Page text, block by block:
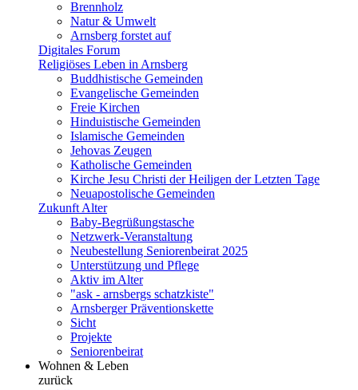
Brennholz
Natur & Umwelt
Arnsberg forstet auf
Digitales Forum
Religiöses Leben in Arnsberg
Buddhistische Gemeinden
Evangelische Gemeinden
Freie Kirchen
Hinduistische Gemeinden
Islamische Gemeinden
Jehovas Zeugen
Katholische Gemeinden
Kirche Jesu Christi der Heiligen der Letzten Tage
Neuapostolische Gemeinden
Zukunft Alter
Baby-Begrüßungstasche
Netzwerk-Veranstaltung
Neubestellung Seniorenbeirat 2025
Unterstützung und Pflege
Aktiv im Alter
"ask - arnsbergs schatzkiste"
Arnsberger Präventionskette
Sicht
Projekte
Seniorenbeirat
Wohnen & Leben
zurück